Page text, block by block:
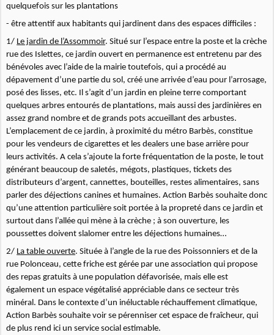
quelquefois sur les plantations
- être attentif aux habitants qui jardinent dans des espaces difficiles :
1/ Le jardin de l’Assommoir. Situé sur l’espace entre la poste et la crèche
rue des Islettes, ce jardin ouvert en permanence est entretenu par des
bénévoles avec l’aide de la mairie toutefois, qui a procédé au
dépavement d’une partie du sol, créé une arrivée d’eau pour l’arrosage,
posé des lisses, etc. Il s’agit d’un jardin en pleine terre comportant
quelques arbres entourés de plantations, mais aussi des jardinières en
assez grand nombre et de grands pots accueillant des arbustes.
L’emplacement de ce jardin, à proximité du métro Barbès, constitue
pour les vendeurs de cigarettes et les dealers une base arrière pour
leurs activités. A cela s’ajoute la forte fréquentation de la poste, le tout
générant beaucoup de saletés, mégots, plastiques, tickets des
distributeurs d’argent, cannettes, bouteilles, restes alimentaires, sans
parler des déjections canines et humaines. Action Barbès souhaite donc
qu’une attention particulière soit portée à la propreté dans ce jardin et
surtout dans l’allée qui mène à la crèche ; à son ouverture, les
poussettes doivent slalomer entre les déjections humaines…
2/ La table ouverte. Située à l’angle de la rue des Poissonniers et de la
rue Polonceau, cette friche est gérée par une association qui propose
des repas gratuits à une population défavorisée, mais elle est
également un espace végétalisé appréciable dans ce secteur très
minéral. Dans le contexte d’un inéluctable réchauffement climatique,
Action Barbès souhaite voir se pérenniser cet espace de fraîcheur, qui
de plus rend ici un service social estimable.